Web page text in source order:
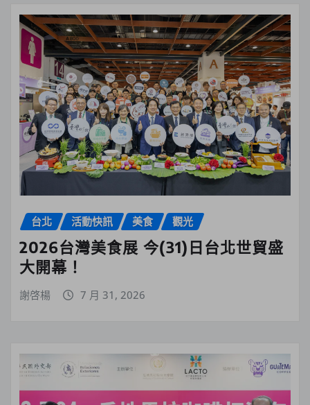
台北 活動快訊 美食 觀光
2026台灣美食展 今(31)日台北世貿盛
大開幕！
謝啓楊 7 月 31, 2026